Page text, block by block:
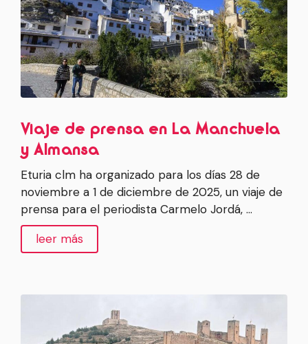
Viaje de prensa en La Manchuela
y Almansa
Eturia clm ha organizado para los días 28 de
noviembre a 1 de diciembre de 2025, un viaje de
prensa para el periodista Carmelo Jordá, …
leer más